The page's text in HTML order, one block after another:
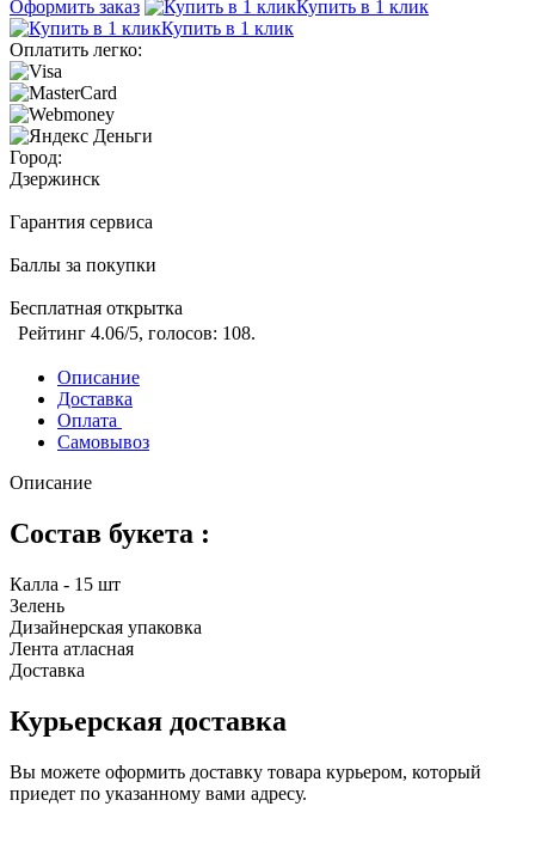
Оформить заказ
Купить в 1 клик
Купить в 1 клик
Оплатить легко:
Город:
Дзержинск
Гарантия сервиса
Баллы за покупки
Бесплатная открытка
Рейтинг 4.06/5, голосов: 108.
Описание
Доставка
Оплата
Самовывоз
Описание
Состав букета :
Калла - 15 шт
Зелень
Дизайнерская упаковка
Лента атласная
Доставка
Курьерская доставка
Вы можете оформить доставку товара курьером, который
приедет по указанному вами адресу.